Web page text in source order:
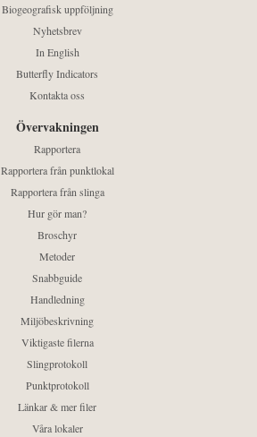
Biogeografisk uppföljning
Nyhetsbrev
In English
Butterfly Indicators
Kontakta oss
Övervakningen
Rapportera
Rapportera från punktlokal
Rapportera från slinga
Hur gör man?
Broschyr
Metoder
Snabbguide
Handledning
Miljöbeskrivning
Viktigaste filerna
Slingprotokoll
Punktprotokoll
Länkar & mer filer
Våra lokaler